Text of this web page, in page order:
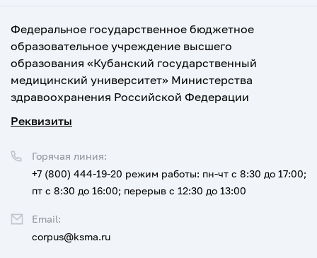
Федеральное государственное бюджетное
образовательное учреждение высшего
образования «Кубанский государственный
медицинский университет» Министерства
здравоохранения Российской Федерации
Реквизиты
Горячая линия:
+7 (800) 444-19-20 режим работы: пн-чт с 8:30 до 17:00;
пт с 8:30 до 16:00; перерыв с 12:30 до 13:00
Email:
corpus@ksma.ru